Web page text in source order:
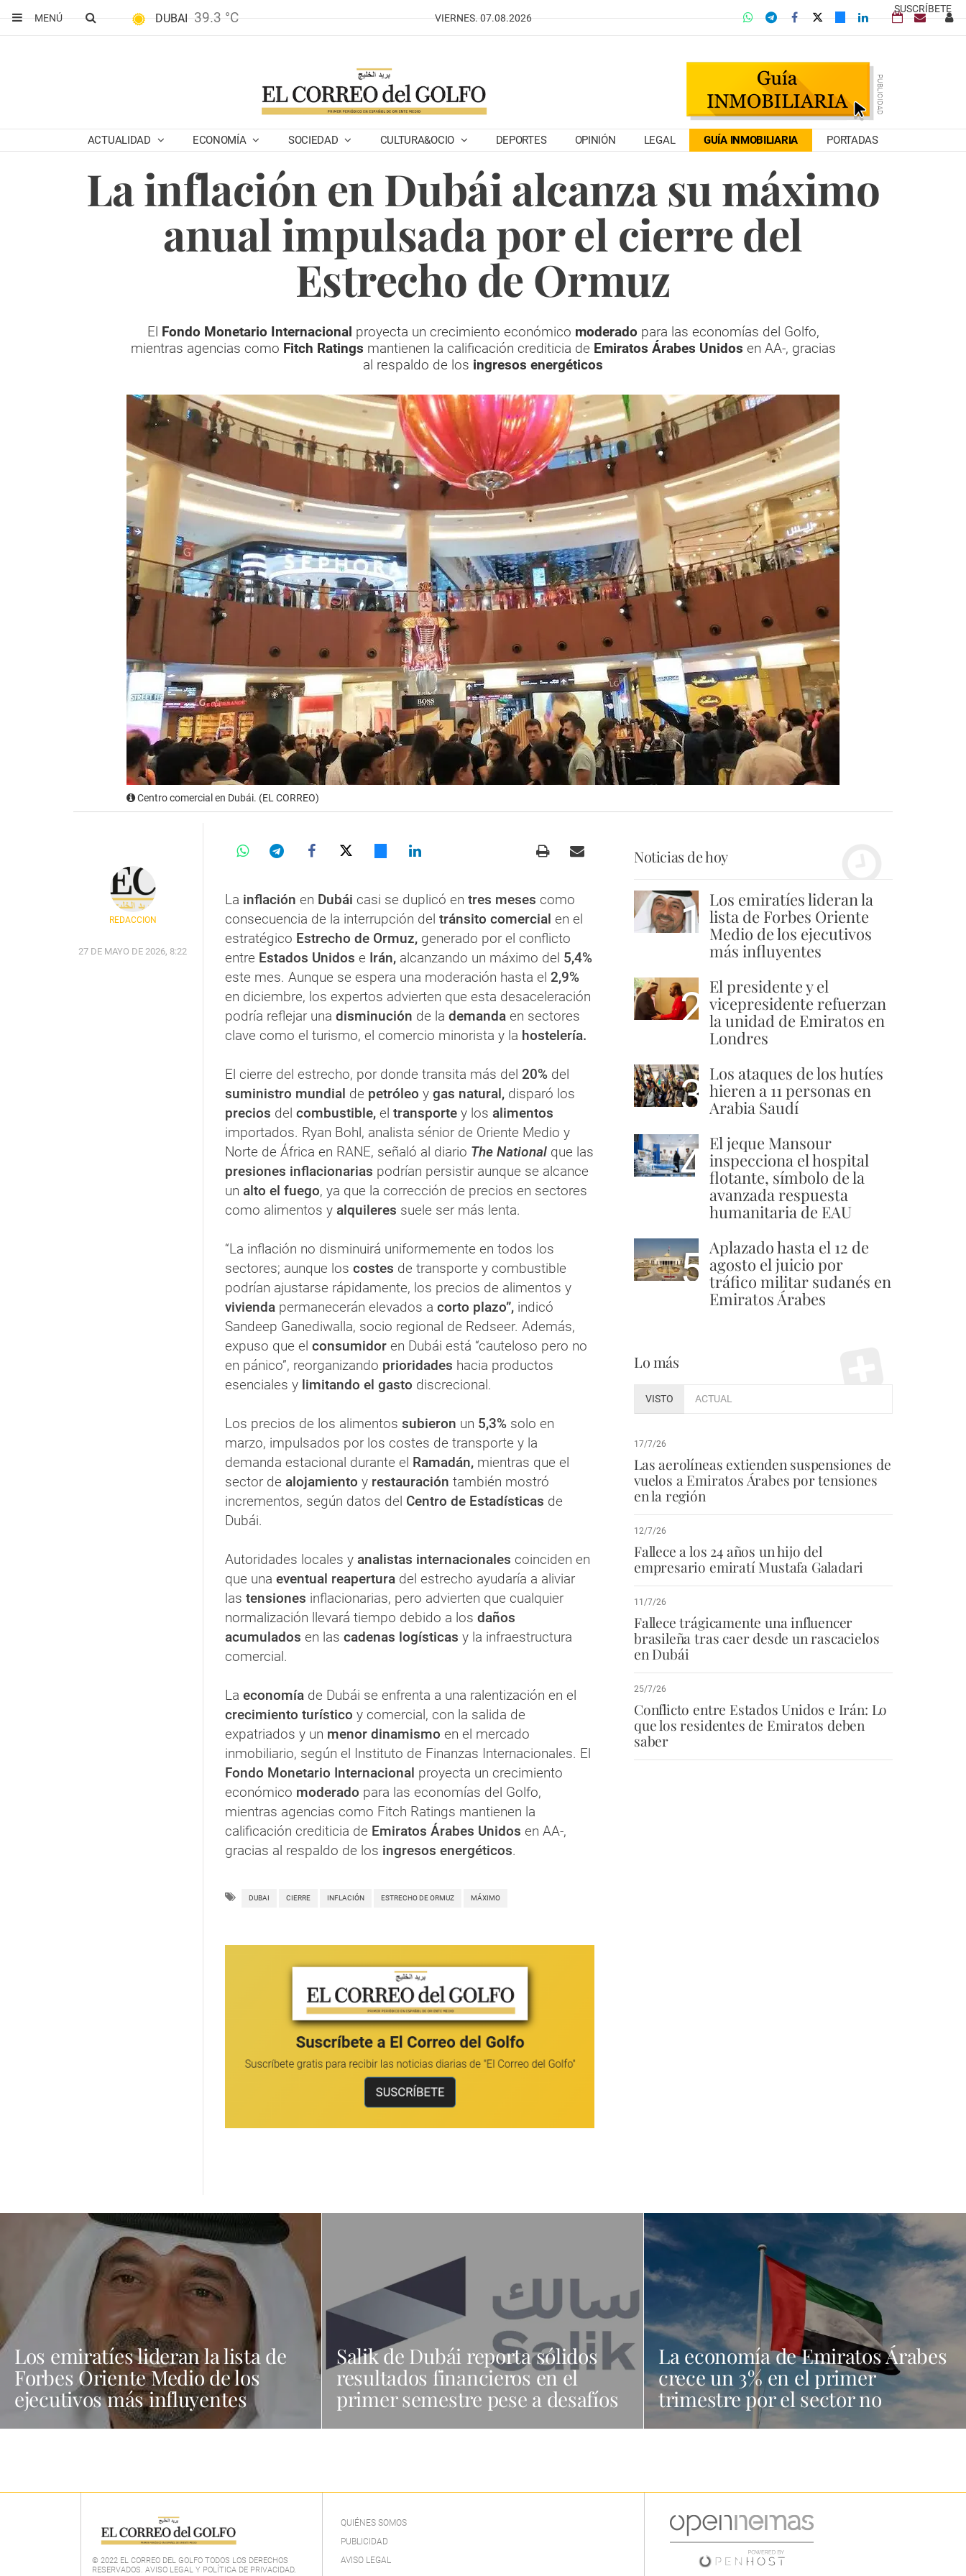
SUSCRÍBETE
MENÚ
DUBAI 39.3 °C VIERNES. 07.08.2026
ACTUALIDAD ECONOMÍA SOCIEDAD CULTURA&OCIO DEPORTES OPINIÓN LEGAL GUÍA INMOBILIARIA PORTADAS
La inflación en Dubái alcanza su máximo
anual impulsada por el cierre del
Estrecho de Ormuz
El Fondo Monetario Internacional proyecta un crecimiento económico moderado para las economías del Golfo,
mientras agencias como Fitch Ratings mantienen la calificación crediticia de Emiratos Árabes Unidos en AA-, gracias
al respaldo de los ingresos energéticos
Centro comercial en Dubái. (EL CORREO)
REDACCIÓN
27 DE MAYO DE 2026, 8:22
La inflación en Dubái casi se duplicó en tres meses como
consecuencia de la interrupción del tránsito comercial en el
estratégico Estrecho de Ormuz, generado por el conflicto
entre Estados Unidos e Irán, alcanzando un máximo del 5,4%
este mes. Aunque se espera una moderación hasta el 2,9%
en diciembre, los expertos advierten que esta desaceleración
podría reflejar una disminución de la demanda en sectores
clave como el turismo, el comercio minorista y la hostelería.
El cierre del estrecho, por donde transita más del 20% del
suministro mundial de petróleo y gas natural, disparó los
precios del combustible, el transporte y los alimentos
importados. Ryan Bohl, analista sénior de Oriente Medio y
Norte de África en RANE, señaló al diario The National que las
presiones inflacionarias podrían persistir aunque se alcance
un alto el fuego, ya que la corrección de precios en sectores
como alimentos y alquileres suele ser más lenta.
“La inflación no disminuirá uniformemente en todos los
sectores; aunque los costes de transporte y combustible
podrían ajustarse rápidamente, los precios de alimentos y
vivienda permanecerán elevados a corto plazo”, indicó
Sandeep Ganediwalla, socio regional de Redseer. Además,
expuso que el consumidor en Dubái está “cauteloso pero no
en pánico”, reorganizando prioridades hacia productos
esenciales y limitando el gasto discrecional.
Los precios de los alimentos subieron un 5,3% solo en
marzo, impulsados por los costes de transporte y la
demanda estacional durante el Ramadán, mientras que el
sector de alojamiento y restauración también mostró
incrementos, según datos del Centro de Estadísticas de
Dubái.
Autoridades locales y analistas internacionales coinciden en
que una eventual reapertura del estrecho ayudaría a aliviar
las tensiones inflacionarias, pero advierten que cualquier
normalización llevará tiempo debido a los daños
acumulados en las cadenas logísticas y la infraestructura
comercial.
La economía de Dubái se enfrenta a una ralentización en el
crecimiento turístico y comercial, con la salida de
expatriados y un menor dinamismo en el mercado
inmobiliario, según el Instituto de Finanzas Internacionales. El
Fondo Monetario Internacional proyecta un crecimiento
económico moderado para las economías del Golfo,
mientras agencias como Fitch Ratings mantienen la
calificación crediticia de Emiratos Árabes Unidos en AA-,
gracias al respaldo de los ingresos energéticos.
DUBAI CIERRE INFLACIÓN ESTRECHO DE ORMUZ MÁXIMO
Noticias de hoy
1 Los emiratíes lideran la
lista de Forbes Oriente
Medio de los ejecutivos
más influyentes
2 El presidente y el
vicepresidente refuerzan
la unidad de Emiratos en
Londres
3 Los ataques de los hutíes
hieren a 11 personas en
Arabia Saudí
4 El jeque Mansour
inspecciona el hospital
flotante, símbolo de la
avanzada respuesta
humanitaria de EAU
5 Aplazado hasta el 12 de
agosto el juicio por
tráfico militar sudanés en
Emiratos Árabes
Lo más
VISTO ACTUAL
17/7/26
Las aerolíneas extienden suspensiones de
vuelos a Emiratos Árabes por tensiones
en la región
12/7/26
Fallece a los 24 años un hijo del
empresario emiratí Mustafa Galadari
11/7/26
Fallece trágicamente una influencer
brasileña tras caer desde un rascacielos
en Dubái
25/7/26
Conflicto entre Estados Unidos e Irán: Lo
que los residentes de Emiratos deben
saber
Los emiratíes lideran la lista de
Forbes Oriente Medio de los
ejecutivos más influyentes
Salik de Dubái reporta sólidos
resultados financieros en el
primer semestre pese a desafíos
La economía de Emiratos Árabes
crece un 3% en el primer
trimestre por el sector no
petrolero
© 2022 EL CORREO DEL GOLFO TODOS LOS DERECHOS
RESERVADOS. AVISO LEGAL Y POLÍTICA DE PRIVACIDAD.
QUIÉNES SOMOS
PUBLICIDAD
AVISO LEGAL